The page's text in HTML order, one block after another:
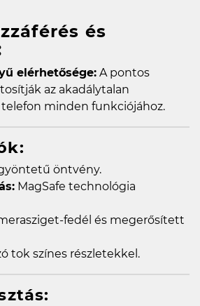
és
elérhetősége: A pontos
az akadálytalan
telefon minden funkciójához.
öntvény.
MagSafe technológia
fedél és megerősített
tok színes részletekkel.